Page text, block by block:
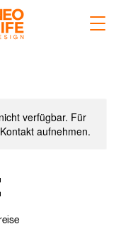
verfügbar. Für
aufnehmen.